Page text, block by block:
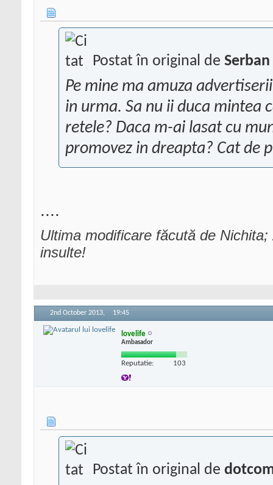
Postat în original de
Pe mine ma amuza
in urma. Sa nu ii duca mintea
retele? Daca m-ai lasat cu
promovez in dreapta? Cat de
....
Ultima modificare făcută de
insulte!
2nd October 2013, 19:45
lovelife
Ambasador
Reputatie: 103
Postat în original de